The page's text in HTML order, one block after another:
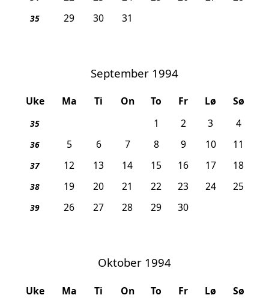
35 29 30 31
September 1994
Uke Ma Ti On To Fr Lø Sø
35 1 2 3 4
36 5 6 7 8 9 10 11
37 12 13 14 15 16 17 18
38 19 20 21 22 23 24 25
39 26 27 28 29 30
Oktober 1994
Uke Ma Ti On To Fr Lø Sø